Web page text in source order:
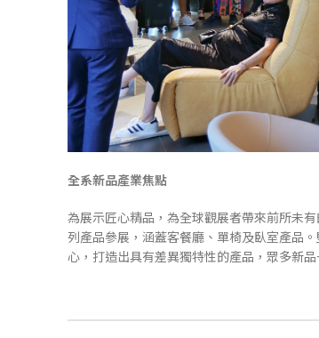
全系新品產業焦點
為展示匠心精品，為全球觀展者帶來前所未
列產品參展，涵蓋客餐廳、單椅及臥室產品
心，打造出具有差異獨特性的產品，眾多新